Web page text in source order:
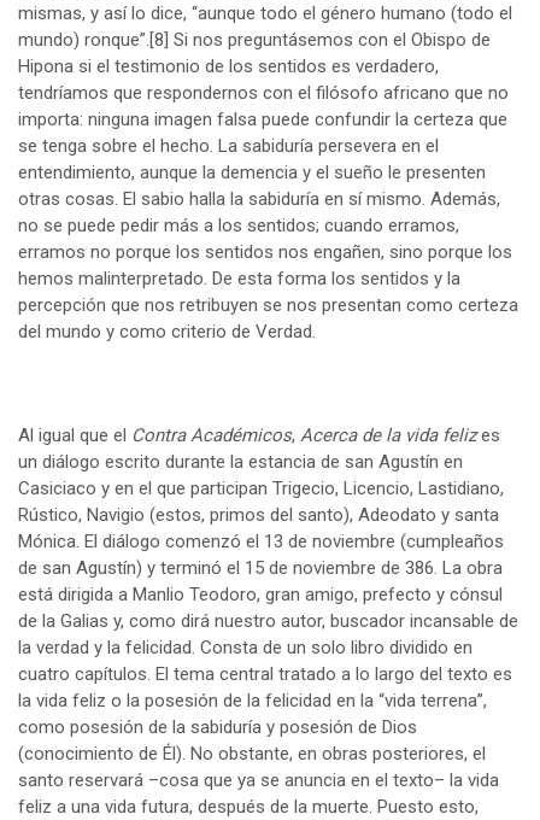
mismas, y así lo dice, “aunque todo el género humano (todo el
mundo) ronque”.[8] Si nos preguntásemos con el Obispo de
Hipona si el testimonio de los sentidos es verdadero,
tendríamos que respondernos con el filósofo africano que no
importa: ninguna imagen falsa puede confundir la certeza que
se tenga sobre el hecho. La sabiduría persevera en el
entendimiento, aunque la demencia y el sueño le presenten
otras cosas. El sabio halla la sabiduría en sí mismo. Además,
no se puede pedir más a los sentidos; cuando erramos,
erramos no porque los sentidos nos engañen, sino porque los
hemos malinterpretado. De esta forma los sentidos y la
percepción que nos retribuyen se nos presentan como certeza
del mundo y como criterio de Verdad.
Al igual que el Contra Académicos, Acerca de la vida felizes
un diálogo escrito durante la estancia de san Agustín en
Casiciaco y en el que participan Trigecio, Licencio, Lastidiano,
Rústico, Navigio (estos, primos del santo), Adeodato y santa
Mónica. El diálogo comenzó el 13 de noviembre (cumpleaños
de san Agustín) y terminó el 15 de noviembre de 386. La obra
está dirigida a Manlio Teodoro, gran amigo, prefecto y cónsul
de la Galias y, como dirá nuestro autor, buscador incansable de
la verdad y la felicidad. Consta de un solo libro dividido en
cuatro capítulos. El tema central tratado a lo largo del texto es
la vida feliz o la posesión de la felicidad en la “vida terrena”,
como posesión de la sabiduría y posesión de Dios
(conocimiento de Él). No obstante, en obras posteriores, el
santo reservará –cosa que ya se anuncia en el texto– la vida
feliz a una vida futura, después de la muerte. Puesto esto,